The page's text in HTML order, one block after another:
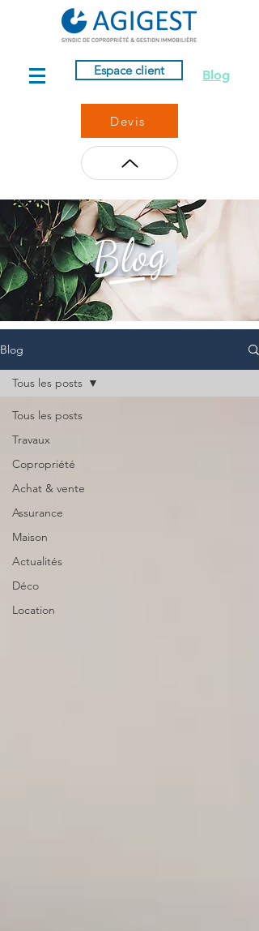
Espace client Blog
Devis
Blog
Blog
Tous les posts
Travaux
Copropriété
Achat & vente
Assurance
Maison
Actualités
Déco
Location
Tous les posts